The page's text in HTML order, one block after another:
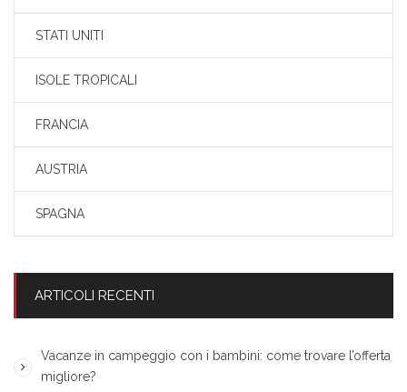
STATI UNITI
ISOLE TROPICALI
FRANCIA
AUSTRIA
SPAGNA
ARTICOLI RECENTI
Vacanze in campeggio con i bambini: come trovare l’offerta
migliore?